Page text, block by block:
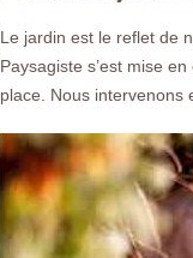
Le jardin est le reflet de
Paysagiste s’est mise
place. Nous intervenons